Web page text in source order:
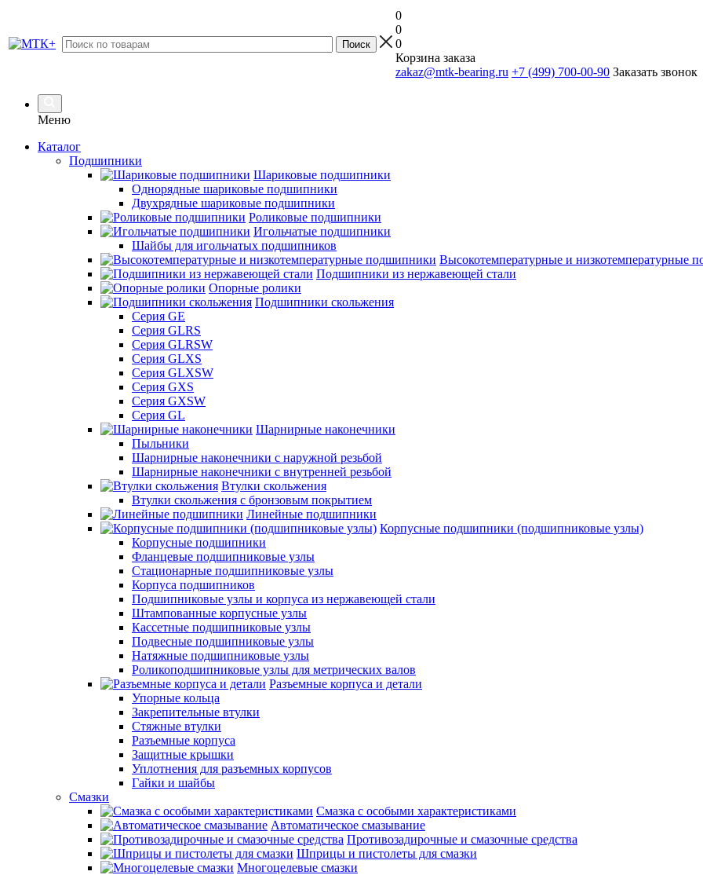
0
0
0
Корзина заказа
zakaz@mtk-bearing.ru +7 (499) 700-00-90 Заказать звонок
Меню
Каталог
Подшипники
Шариковые подшипники
Однорядные шариковые подшипники
Двухрядные шариковые подшипники
Роликовые подшипники
Игольчатые подшипники
Шайбы для игольчатых подшипников
Высокотемпературные и низкотемпературные
Подшипники из нержавеющей стали
Опорные ролики
Подшипники скольжения
Серия GE
Серия GLRS
Серия GLRSW
Серия GLXS
Серия GLXSW
Серия GXS
Серия GXSW
Серия GL
Шарнирные наконечники
Пыльники
Шарнирные наконечники с наружной резьбой
Шарнирные наконечники с внутренней резьбой
Втулки скольжения
Втулки скольжения с бронзовым покрытием
Линейные подшипники
Корпусные подшипники (подшипниковые узлы)
Корпусные подшипники
Фланцевые подшипниковые узлы
Стационарные подшипниковые узлы
Корпуса подшипников
Подшипниковые узлы и корпуса из нержавеющей стали
Штампованные корпусные узлы
Кассетные подшипниковые узлы
Подвесные подшипниковые узлы
Натяжные подшипниковые узлы
Роликоподшипниковые узлы для метрических валов
Разъемные корпуса и детали
Упорные кольца
Закрепительные втулки
Стяжные втулки
Разъемные корпуса
Защитные крышки
Уплотнения для разъемных корпусов
Гайки и шайбы
Смазки
Смазка с особыми характеристиками
Автоматическое смазывание
Противозадирочные и смазочные средства
Шприцы и пистолеты для смазки
Многоцелевые смазки